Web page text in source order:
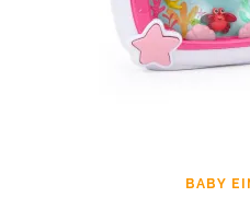
BABY